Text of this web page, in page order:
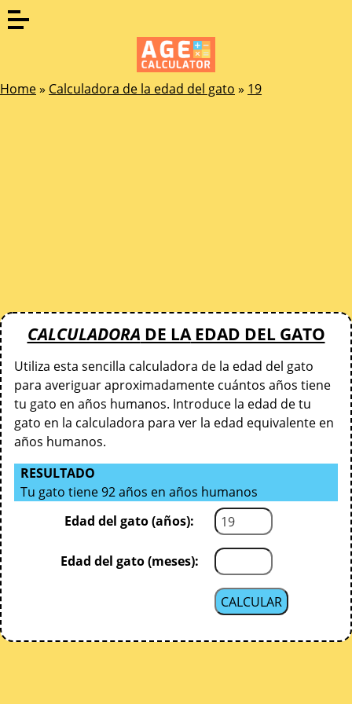
Home» Calculadora de la edad del gato » 19
CALCULADORA DE LAEDAD DEL GATO
Utiliza esta sencilla calculadora de la edad del gato
para averiguar aproximadamente cuántos años tiene
tu gato en años humanos. Introduce la edad de tu
gato en la calculadora para ver la edad equivalente en
años humanos.
RESULTADO
Tu gato tiene 92 años en años humanos
Edad del gato (años):
Edad del gato (meses):